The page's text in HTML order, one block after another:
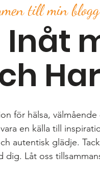
till min blogg
Inåt
för hälsa,
en källa till
autentisk glädje.
Låt oss